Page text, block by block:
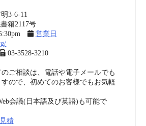
3-6-11
箱2117号
営業日
03-3528-3210
ご相談は、電話や電子メールでも
ので、初めてのお客様でもお気軽
会議(日本語及び英語)も可能で
積